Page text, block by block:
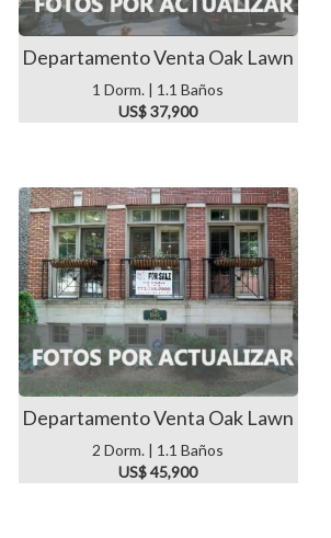
Departamento Venta Oak Lawn
1 Dorm. | 1.1 Baños
US$ 37,900
Departamento Venta Oak Lawn
2 Dorm. | 1.1 Baños
US$ 45,900